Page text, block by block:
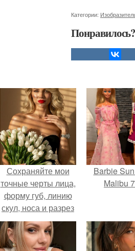
Категории:
Сохраняйте мои
точные черты лица,
форму губ, линию
скул, носа и разрез
глаз.
Barbie
Malibu